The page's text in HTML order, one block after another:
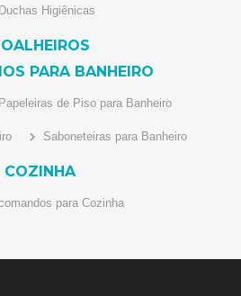
Duchas Higiênicas
PARA BANHEIRO
Papeleiras de Piso para Banheiro
Saboneteiras para Banheiro
COZINHA
para Cozinha